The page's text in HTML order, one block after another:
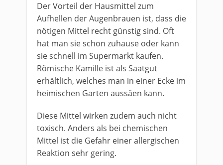
Der Vorteil der Hausmittel zum
Aufhellen der Augenbrauen ist, dass die
nötigen Mittel recht günstig sind. Oft
hat man sie schon zuhause oder kann
sie schnell im Supermarkt kaufen.
Römische Kamille ist als Saatgut
erhältlich, welches man in einer Ecke im
heimischen Garten aussäen kann.
Diese Mittel wirken zudem auch nicht
toxisch. Anders als bei chemischen
Mittel ist die Gefahr einer allergischen
Reaktion sehr gering.